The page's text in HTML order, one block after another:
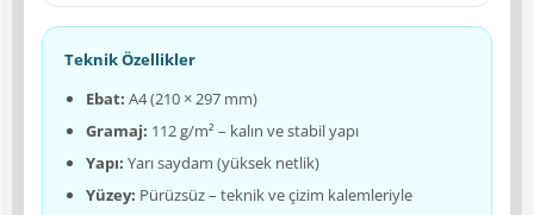
Teknik Özellikler
Ebat: A4 (210 × 297 mm)
Gramaj: 112 g/m² – kalın ve stabil yapı
Yapı: Yarı saydam (yüksek netlik)
Yüzey: Pürüzsüz – teknik ve çizim kalemleriyle